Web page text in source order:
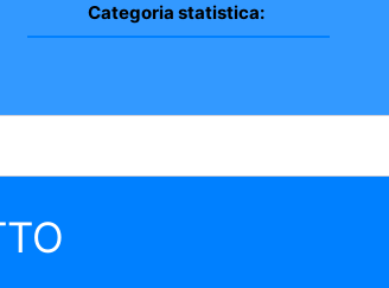
Categoria statistica: